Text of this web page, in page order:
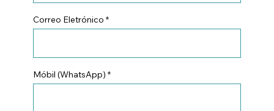
Correo Eletrónico
Móbil (WhatsApp)